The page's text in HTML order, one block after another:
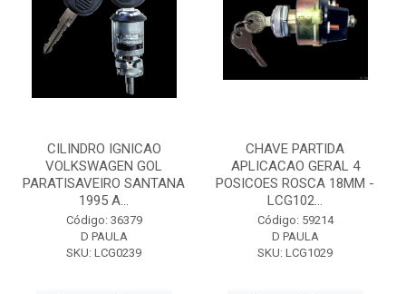
CILINDRO IGNICAO
VOLKSWAGEN GOL
PARATISAVEIRO SANTANA
1995 A...
Código: 36379
D PAULA
SKU: LCG0239
CHAVE PARTIDA
APLICACAO GERAL 4
POSICOES ROSCA 18MM -
LCG102...
Código: 59214
D PAULA
SKU: LCG1029